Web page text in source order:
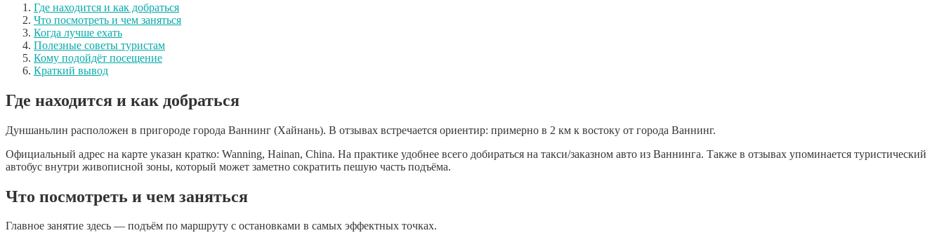
Где находится и как добраться
Что посмотреть и чем заняться
Когда лучше ехать
Полезные советы туристам
Кому подойдёт посещение
Краткий вывод
Где находится и как добраться
Дуншаньлин расположен в пригороде города Ваннинг (Хайнань). В отзывах встречается ориентир: примерно в 2 км к востоку от города Ваннинг.
Официальный адрес на карте указан кратко: Wanning, Hainan, China. На практике удобнее всего добираться на такси/заказном авто из Ваннинга. Также в отзывах упоминается туристический
автобус внутри живописной зоны, который может заметно сократить пешую часть подъёма.
Что посмотреть и чем заняться
Главное занятие здесь — подъём по маршруту с остановками в самых эффектных точках.